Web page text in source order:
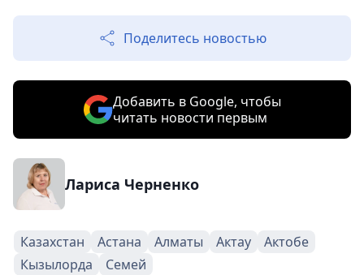
Поделитесь новостью
Добавить в Google, чтобы
читать новости первым
Лариса Черненко
Казахстан Астана Алматы Актау
Актобе
Кызылорда
Семей